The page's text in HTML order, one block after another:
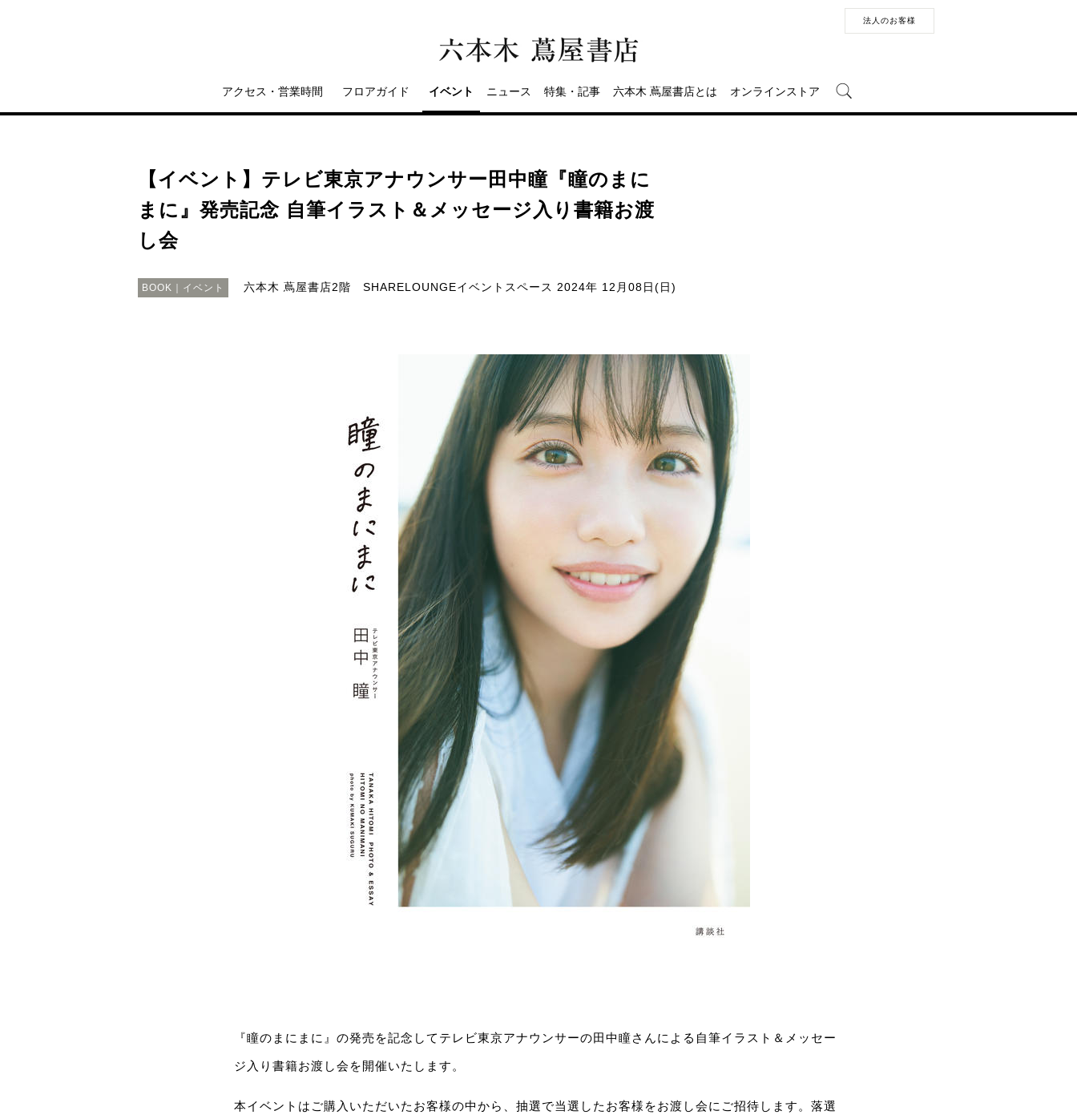
法人のお客様
アクセス・営業時間 フロアガイド イベント ニュース 特集・記事 六本木 蔦屋書店とは オンラインストア
【イベント】テレビ東京アナウンサー田中瞳『瞳のまに
まに』発売記念 自筆イラスト＆メッセージ入り書籍お渡
し会
BOOK｜イベント 六本木 蔦屋書店2階 SHARELOUNGEイベントスペース 2024年 12月08日(日)
『瞳のまにまに』の発売を記念してテレビ東京アナウンサーの田中瞳さんによる自筆イラスト＆メッセー
ジ入り書籍お渡し会を開催いたします。
本イベントはご購入いただいたお客様の中から、抽選で当選したお客様をお渡し会にご招待します。落選